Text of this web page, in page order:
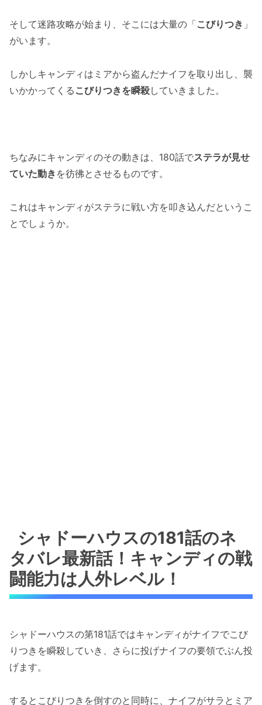
そして迷路攻略が始まり、そこには大量の「こびりつき 」
がいます。
しかしキャンディはミアから盗んだナイフを取り出し、襲
いかかってくる こびりつきを瞬殺していきました。
ちなみにキャンディのその動きは、180話でステラが見せ
ていた動き を彷彿とさせるものです。
これはキャンディがステラに戦い方を叩き込んだというこ
とでしょうか。
シャドーハウスの181話のネ
タバレ最新話！キャンディの戦
闘能力は人外レベル！
シャドーハウスの第181話ではキャンディがナイフでこび
りつきを瞬殺していき、さらに投げナイフの要領でぶん投
げます。
するとこびりつきを倒すのと同時に、ナイフがサラとミア